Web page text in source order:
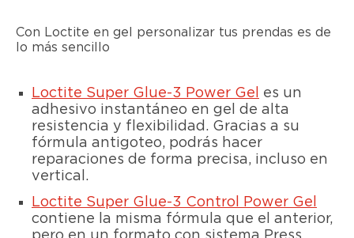
Con Loctite en gel personalizar tus prendas es de
lo más sencillo
Loctite Super Glue-3 Power Gel
es un
adhesivo instantáneo en gel de alta
resistencia y flexibilidad. Gracias a su
fórmula antigoteo, podrás hacer
reparaciones de forma precisa, incluso en
vertical.
Loctite Super Glue-3 Control Power Gel
contiene la misma fórmula que el anterior,